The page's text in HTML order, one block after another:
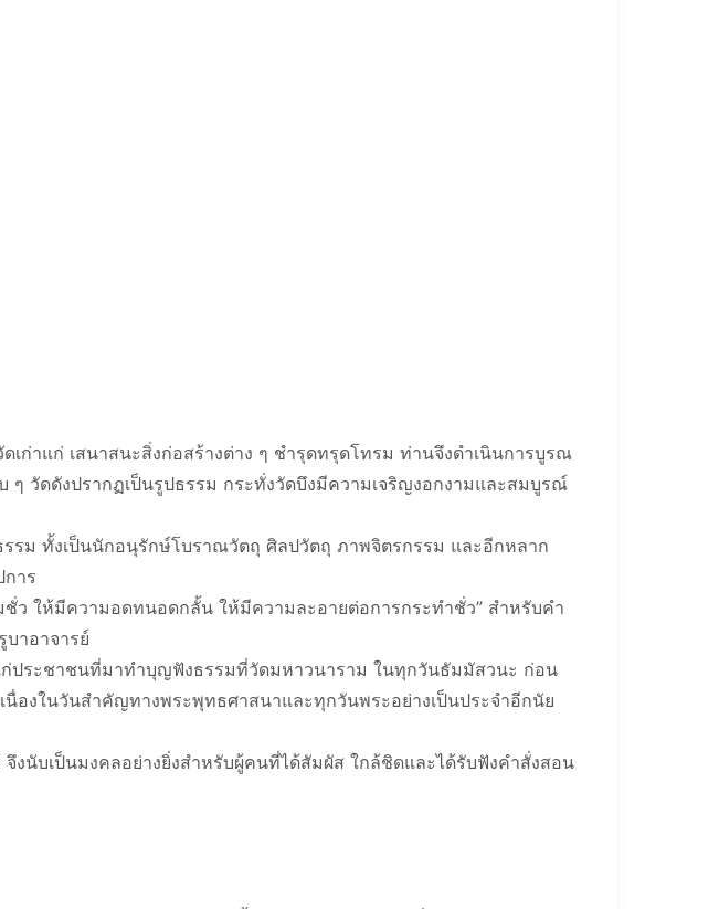
ก่าแก่ เสนาสนะสิ่งก่อสร้างต่าง ๆ ชำรุดทรุดโทรม ท่านจึงดำเนินการบูรณ
วัดดังปรากฏเป็นรูปธรรม กระทั่งวัดบึงมีความเจริญงอกงามและสมบูรณ์
รม ทั้งเป็นนักอนุรักษ์โบราณวัตถุ ศิลปวัตถุ ภาพจิตรกรรม และอีกหลาก
าร
ให้มีความอดทนอดกลั้น ให้มีความละอายต่อการกระทำชั่ว” สำหรับคำ
าอาจารย์
ประชาชนที่มาทำบุญฟังธรรมที่วัดมหาวนาราม ในทุกวันธัมมัสวนะ ก่อน
องในวันสำคัญทางพระพุทธศาสนาและทุกวันพระอย่างเป็นประจำอีกนัย
นับเป็นมงคลอย่างยิ่งสำหรับผู้คนที่ได้สัมผัส ใกล้ชิดและได้รับฟังคำสั่งสอน